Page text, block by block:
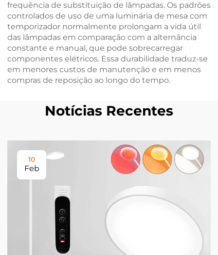
frequência de substituição de lâmpadas. Os padrões
controlados de uso de uma luminária de mesa com
temporizador normalmente prolongam a vida útil
das lâmpadas em comparação com a alternância
constante e manual, que pode sobrecarregar
componentes elétricos. Essa durabilidade traduz-se
em menores custos de manutenção e em menos
compras de reposição ao longo do tempo.
Notícias Recentes
10
Feb